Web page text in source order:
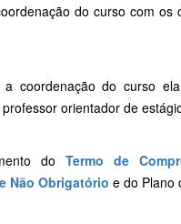
do curso com os
coordenação do curso
orientador de
do Termo de
Não Obrigatório e do Plano